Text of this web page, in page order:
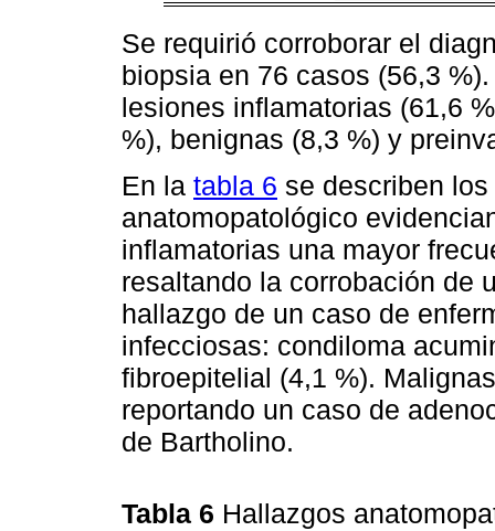
Se requirió corroborar el
biopsia en 76 casos (56,3
lesiones inflamatorias (61,6
%), benignas (8,3 %) y
En la tabla 6 se describen
anatomopatológico
inflamatorias una mayor
resaltando la corrobación de
hallazgo de un caso de
infecciosas: condiloma
fibroepitelial (4,1 %).
reportando un caso de
de Bartholino.
Tabla 6 Hallazgos